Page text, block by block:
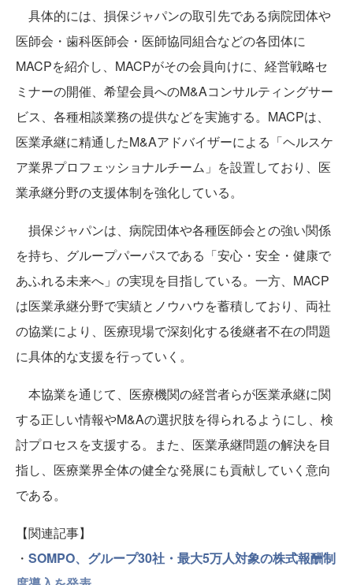
具体的には、損保ジャパンの取引先である病院団体や
医師会・歯科医師会・医師協同組合などの各団体に
MACPを紹介し、MACPがその会員向けに、経営戦略セ
ミナーの開催、希望会員へのM&Aコンサルティングサー
ビス、各種相談業務の提供などを実施する。MACPは、
医業承継に精通したM&Aアドバイザーによる「ヘルスケ
ア業界プロフェッショナルチーム」を設置しており、医
業承継分野の支援体制を強化している。
損保ジャパンは、病院団体や各種医師会との強い関係
を持ち、グループパーパスである「安心・安全・健康で
あふれる未来へ」の実現を目指している。一方、MACP
は医業承継分野で実績とノウハウを蓄積しており、両社
の協業により、医療現場で深刻化する後継者不在の問題
に具体的な支援を行っていく。
本協業を通じて、医療機関の経営者らが医業承継に関
する正しい情報やM&Aの選択肢を得られるようにし、検
討プロセスを支援する。また、医業承継問題の解決を目
指し、医療業界全体の健全な発展にも貢献していく意向
である。
【関連記事】
・ SOMPO、グループ30社・最大5万人対象の株式報酬制